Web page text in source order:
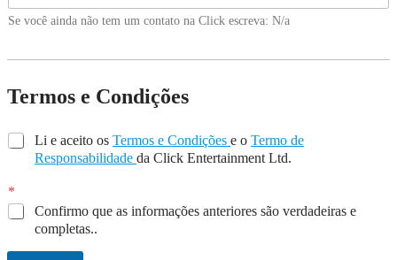
Se você ainda não tem um contato na Click escreva: N/a
Termos e Condições
* Li e aceito os Termos e Condições e o Termo de
Responsabilidade da Click Entertainment Ltd.
*
Confirmo que as informações anteriores são verdadeiras e
completas..